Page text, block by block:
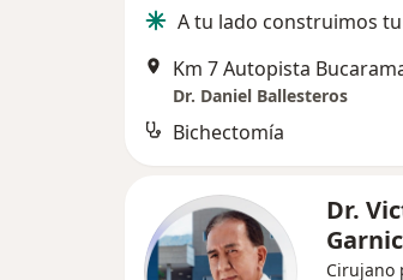
A tu lado construimos
Dr. Daniel Ballesteros
Bichectomía
Dr.
Cirujano